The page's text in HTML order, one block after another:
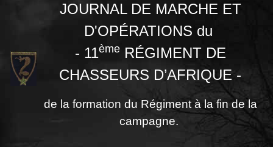
JOURNAL DE MARCHE ET
D'OPÉRATIONS du
- 11èmeRÉGIMENT DE
CHASSEURS D’AFRIQUE -
de la formation du Régiment à la fin de la
campagne.